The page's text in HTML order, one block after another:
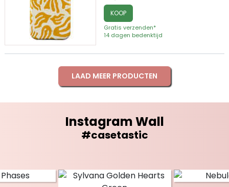
KOOP
Gratis verzenden*
14 dagen bedenktijd
LAAD MEER PRODUCTEN
Instagram Wall
#casetastic